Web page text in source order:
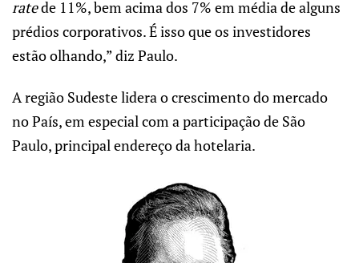
ratede 11%, bem acima dos 7% em média de alguns
prédios corporativos. É isso que os investidores
estão olhando,” diz Paulo.
A região Sudeste lidera o crescimento do mercado
no País, em especial com a participação de São
Paulo, principal endereço da hotelaria.